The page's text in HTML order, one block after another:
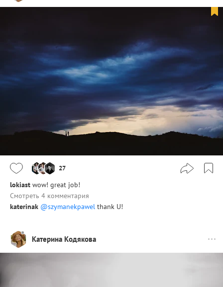
27
lokiast wow! great job!
Смотреть 4 комментария
katerinak @szymanekpawel thank U!
Катерина Кодякова